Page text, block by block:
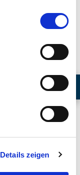
Details zeigen